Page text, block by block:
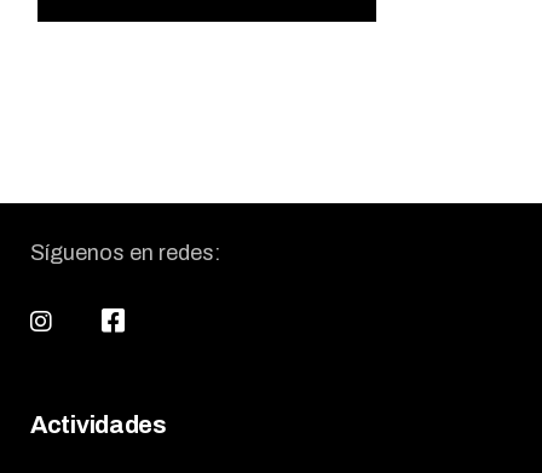
Síguenos en redes:
Actividades